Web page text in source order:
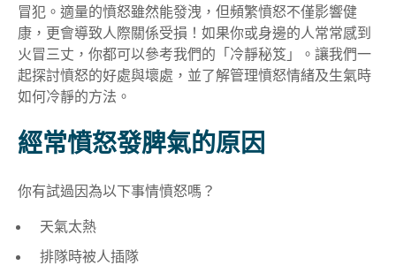
冒犯。適量的憤怒雖然能發洩，但頻繁憤怒不僅影響健
康，更會導致人際關係受損！如果你或身邊的人常常感到
火冒三丈，你都可以參考我們的「冷靜秘笈」。讓我們一
起探討憤怒的好處與壞處，並了解管理憤怒情緒及生氣時
如何冷靜的方法。
經常憤怒發脾氣的原因
你有試過因為以下事情憤怒嗎？
天氣太熱
排隊時被人插隊